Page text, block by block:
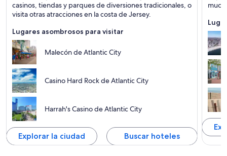
casinos, tiendas y parques de diversiones tradicionales, o
visita otras atracciones en la costa de Jersey.
Lugares asombrosos para visitar
Malecón de Atlantic City
Casino Hard Rock de Atlantic City
Harrah's Casino de Atlantic City
Explorar la ciudad Buscar hoteles